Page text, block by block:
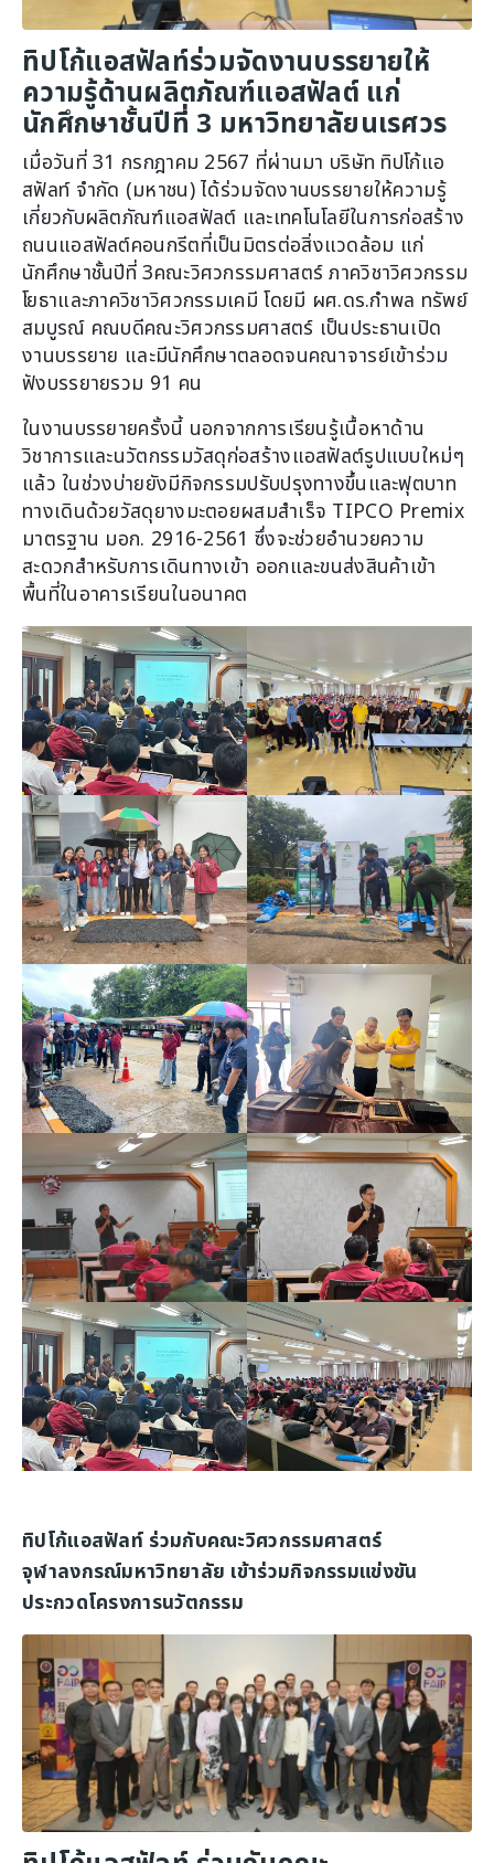
ทิปโก้แอสฟัลท์ร่วมจัดงานบรรยายให้
ความรู้ด้านผลิตภัณฑ์แอสฟัลต์ แก่
นักศึกษาชั้นปีที่ 3 มหาวิทยาลัยนเรศวร
เมื่อวันที่ 31 กรกฎาคม 2567 ที่ผ่านมา บริษัท ทิปโก้แอ
สฟัลท์ จำกัด (มหาชน) ได้ร่วมจัดงานบรรยายให้ความรู้
เกี่ยวกับผลิตภัณฑ์แอสฟัลต์ และเทคโนโลยีในการก่อสร้าง
ถนนแอสฟัลต์คอนกรีตที่เป็นมิตรต่อสิ่งแวดล้อม แก่
นักศึกษาชั้นปีที่ 3คณะวิศวกรรมศาสตร์ ภาควิชาวิศวกรรม
โยธาและภาควิชาวิศวกรรมเคมี โดยมี ผศ.ดร.กำพล ทรัพย์
สมบูรณ์ คณบดีคณะวิศวกรรมศาสตร์ เป็นประธานเปิด
งานบรรยาย และมีนักศึกษาตลอดจนคณาจารย์เข้าร่วม
ฟังบรรยายรวม 91 คน
ในงานบรรยายครั้งนี้ นอกจากการเรียนรู้เนื้อหาด้าน
วิชาการและนวัตกรรมวัสดุก่อสร้างแอสฟัลต์รูปแบบใหม่ๆ
แล้ว ในช่วงบ่ายยังมีกิจกรรมปรับปรุงทางขึ้นและฟุตบาท
ทางเดินด้วยวัสดุยางมะตอยผสมสำเร็จ TIPCO Premix
มาตรฐาน มอก. 2916-2561 ซึ่งจะช่วยอำนวยความ
สะดวกสำหรับการเดินทางเข้า ออกและขนส่งสินค้าเข้า
พื้นที่ในอาคารเรียนในอนาคต
ทิปโก้แอสฟัลท์ ร่วมกับคณะวิศวกรรมศาสตร์
จุฬาลงกรณ์มหาวิทยาลัย เข้าร่วมกิจกรรมแข่งขัน
ประกวดโครงการนวัตกรรม